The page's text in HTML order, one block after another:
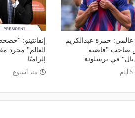
عالمي: حمزة عبدالكريم
صاحب "قاضية
في برشلونة
إنفانتينو:
العالم" مجرد
إلزاميًا
منذ أسبوع